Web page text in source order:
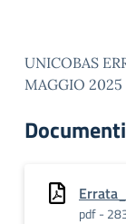
UNICOBAS
MAGGIO 2025
Documenti
pdf -